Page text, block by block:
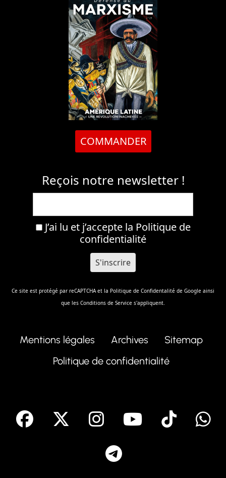
COMMANDER
Reçois notre newsletter !
J’ai lu et j’accepte laPolitique de
que les Conditions de Services'appliquent.
Archives
facebook
X Instagram
Youtube
Tik
Telegram